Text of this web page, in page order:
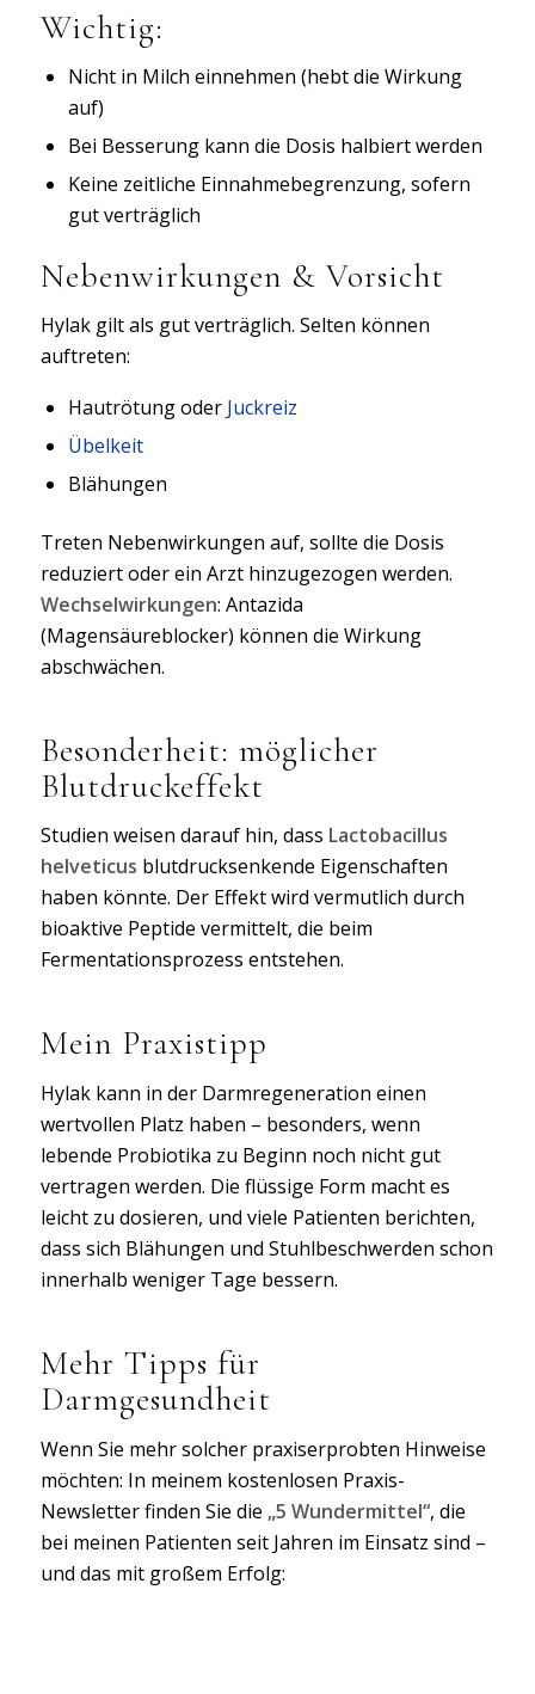
Wichtig:
Nicht in Milch einnehmen (hebt die Wirkung
auf)
Bei Besserung kann die Dosis halbiert werden
Keine zeitliche Einnahmebegrenzung, sofern
gut verträglich
Nebenwirkungen & Vorsicht
Hylak gilt als gut verträglich. Selten können
auftreten:
Hautrötung oder Juckreiz
Übelkeit
Blähungen
Treten Nebenwirkungen auf, sollte die Dosis
reduziert oder ein Arzt hinzugezogen werden.
Wechselwirkungen: Antazida
(Magensäureblocker) können die Wirkung
abschwächen.
Besonderheit: möglicher
Blutdruckeffekt
Studien weisen darauf hin, dass Lactobacillus
helveticus blutdrucksenkende Eigenschaften
haben könnte. Der Effekt wird vermutlich durch
bioaktive Peptide vermittelt, die beim
Fermentationsprozess entstehen.
Mein Praxistipp
Hylak kann in der Darmregeneration einen
wertvollen Platz haben – besonders, wenn
lebende Probiotika zu Beginn noch nicht gut
vertragen werden. Die flüssige Form macht es
leicht zu dosieren, und viele Patienten berichten,
dass sich Blähungen und Stuhlbeschwerden schon
innerhalb weniger Tage bessern.
Mehr Tipps für
Darmgesundheit
Wenn Sie mehr solcher praxiserprobten Hinweise
möchten: In meinem kostenlosen Praxis-
Newsletter finden Sie die „5 Wundermittel“, die
bei meinen Patienten seit Jahren im Einsatz sind –
und das mit großem Erfolg: